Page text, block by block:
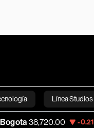
Línea Studios
English-0.21% Apple